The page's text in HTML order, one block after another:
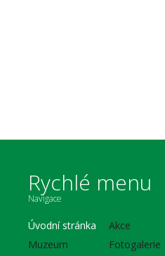
Rychlé menu
Navigace
Úvodní stránka
Muzeum
Akce
Fotogalerie